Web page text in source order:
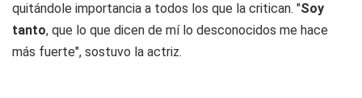
quitándole importancia a todos los que la critican. "Soy
tanto, que lo que dicen de mí lo desconocidos me hace
más fuerte", sostuvo la actriz.